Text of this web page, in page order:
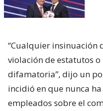
“Cualquier insinuación
violación de estatutos o
difamatoria”, dijo un
incidió en que nunca
empleados sobre el